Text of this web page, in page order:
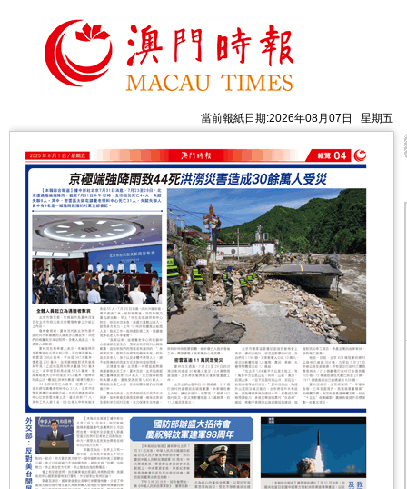
當前報紙日期:2026年08月07日 星期五